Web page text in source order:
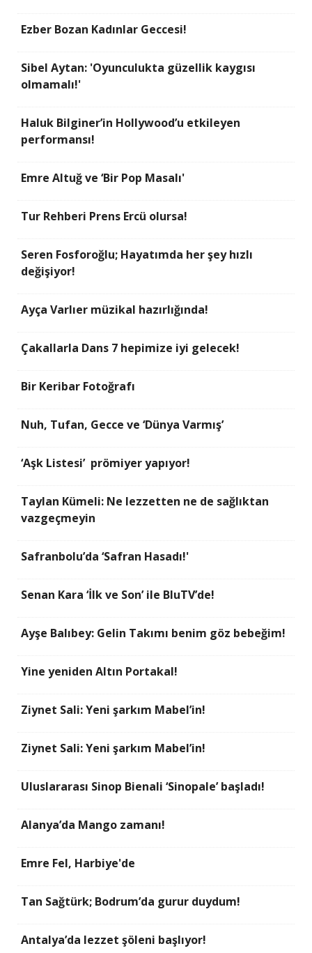
Ezber Bozan Kadınlar Geccesi!
Sibel Aytan: 'Oyunculukta güzellik kaygısı
olmamalı!'
Haluk Bilginer’in Hollywood’u etkileyen
performansı!
Emre Altuğ ve ‘Bir Pop Masalı'
Tur Rehberi Prens Ercü olursa!
Seren Fosforoğlu; Hayatımda her şey hızlı
değişiyor!
Ayça Varlıer müzikal hazırlığında!
Çakallarla Dans 7 hepimize iyi gelecek!
Bir Keribar Fotoğrafı
Nuh, Tufan, Gecce ve ‘Dünya Varmış’
‘Aşk Listesi’ prömiyer yapıyor!
Taylan Kümeli: Ne lezzetten ne de sağlıktan
vazgeçmeyin
Safranbolu’da ‘Safran Hasadı!'
Senan Kara ‘İlk ve Son’ ile BluTV’de!
Ayşe Balıbey: Gelin Takımı benim göz bebeğim!
Yine yeniden Altın Portakal!
Ziynet Sali: Yeni şarkım Mabel’in!
Ziynet Sali: Yeni şarkım Mabel’in!
Uluslararası Sinop Bienali ‘Sinopale’ başladı!
Alanya’da Mango zamanı!
Emre Fel, Harbiye'de
Tan Sağtürk; Bodrum’da gurur duydum!
Antalya’da lezzet şöleni başlıyor!